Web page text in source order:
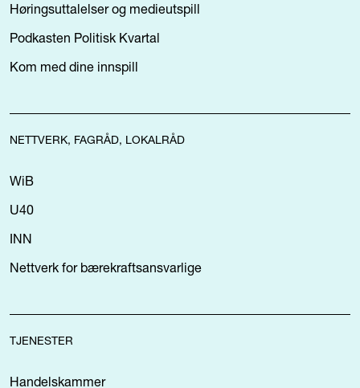
Høringsuttalelser og medieutspill
Podkasten Politisk Kvartal
Kom med dine innspill
NETTVERK, FAGRÅD, LOKALRÅD
WiB
U40
INN
Nettverk for bærekraftsansvarlige
TJENESTER
Handelskammer